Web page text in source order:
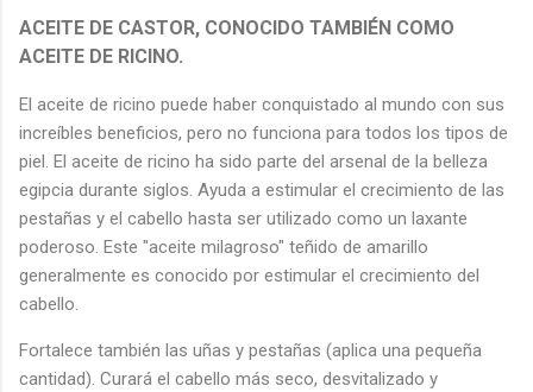
ACEITE DE CASTOR, CONOCIDO TAMBIÉN COMO
ACEITE DE RICINO.
El aceite de ricino puede haber conquistado al mundo con sus
increíbles beneficios, pero no funciona para todos los tipos de
piel. El aceite de ricino ha sido parte del arsenal de la belleza
egipcia durante siglos. Ayuda a estimular el crecimiento de las
pestañas y el cabello hasta ser utilizado como un laxante
poderoso. Este "aceite milagroso" teñido de amarillo
generalmente es conocido por estimular el crecimiento del
cabello.
Fortalece también las uñas y pestañas (aplica una pequeña
cantidad). Curará el cabello más seco, desvitalizado y